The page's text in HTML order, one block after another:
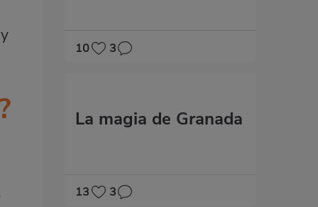
10 3
La magia de Granada
13 3